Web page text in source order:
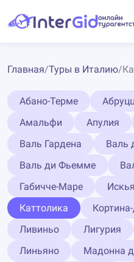
Главная/Туры в Италию/
Абано-Терме
Амальфи
Апулия
Валь Гардена
Валь
Валь ди Фьемме
Габичче-Маре
Искья
Каттолика
Ливиньо
Лигурия
Линьяно
Мадонна